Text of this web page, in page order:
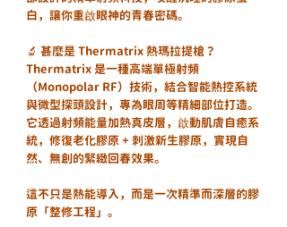
白，讓你重啟眼神的青春密碼。
🔬 甚麼是 Thermatrix 熱瑪拉提槍？
Thermatrix 是一種高端單極射頻
（Monopolar RF）技術，結合智能熱控系統
與微型探頭設計，專為眼周等精細部位打造。
它透過射頻能量加熱真皮層，啟動肌膚自癒系
統，修復老化膠原 + 刺激新生膠原，實現自
然、無創的緊緻回春效果。
這不只是熱能導入，而是一次精準而深層的膠
原「整修工程」。